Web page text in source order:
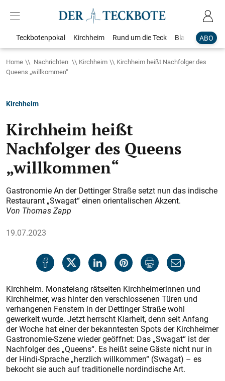
ABO
Teckbotenpokal Kirchheim Rund um die Teck Blaulicht
Home Nachrichten Kirchheim
Kirchheim heißt Nachfolger des
Queens „willkommen“
Kirchheim
Kirchheim heißt
Nachfolger des Queens
„willkommen“
Gastronomie An der Dettinger Straße setzt nun das indische
Restaurant „Swagat“ einen orientalischen Akzent.
Von Thomas Zapp
19.07.2023
Kirchheim. Monatelang rätselten Kirchheimerinnen und
Kirchheimer, was hinter den verschlossenen Türen und
verhangenen Fenstern in der Dettinger Straße wohl
gewerkelt wurde. Jetzt herrscht Klarheit, denn seit Anfang
der Woche hat einer der bekanntesten Spots der Kirchheimer
Gastronomie-Szene wieder geöffnet: Das „Swagat“ ist der
Nachfolger des „Queens“. Es heißt seine Gäste nicht nur in
der Hindi-Sprache „herzlich willkommen“ (Swagat) – es
bekocht sie auch auf traditionelle nordindische Art.